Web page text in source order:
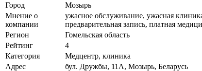
Город
Мозырь
Мнение о
компании
ужасное обслуживание, ужасная
предварительная запись, платная
Регион
Гомельская область
Рейтинг
4
Категория
Медцентр, клиника
Адрес
бул. Дружбы, 11А, Мозырь, Беларусь